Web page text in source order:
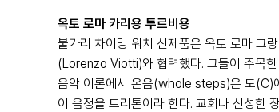
옥토 로마 카리용 투르비용
불가리 차이밍 워치 신제품은 옥토 로마 그
(Lorenzo Viotti)와 협력했다. 그들이 주목한
음악 이론에서 온음(whole steps)은 도(C)
이 음정을 트리톤이라 한다. 교회나 신성한